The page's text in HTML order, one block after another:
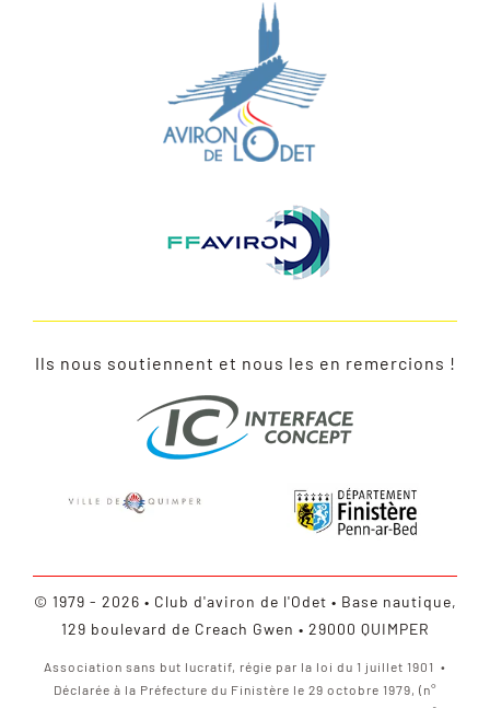
Ils nous soutiennent et nous les en remercions !
© 1979 - 2026 • Club d'aviron de l'Odet • Base nautique,
129 boulevard de Creach Gwen • 29000 QUIMPER
Association sans but lucratif, régie par la loi du 1 juillet 1901 •
Déclarée à la Préfecture du Finistère le 29 octobre 1979, (n°